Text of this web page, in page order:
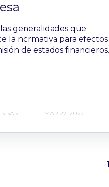
generalidades que
la normativa para efectos
de estados financieros.
SAS MAR 27, 2023
1